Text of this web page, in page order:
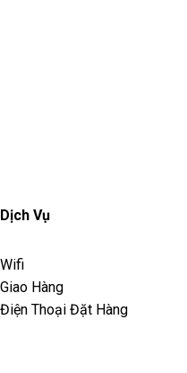
Dịch Vụ
Wifi
Giao Hàng
Điện Thoại Đặt Hàng